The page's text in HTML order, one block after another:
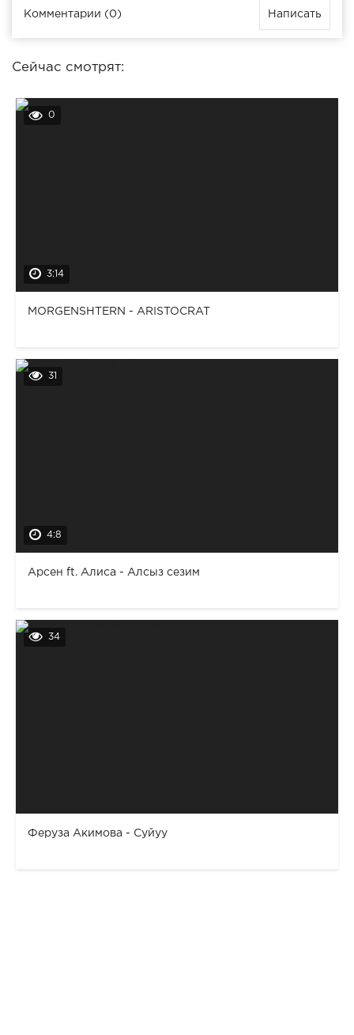
Комментарии (0) Написать
Сейчас смотрят:
0
3:14
MORGENSHTERN - ARISTOCRAT
31
4:8
Арсен ft. Алиса - Алсыз сезим
34
Феруза Акимова - Суйуу